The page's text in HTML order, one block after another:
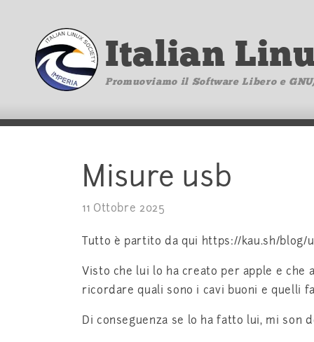
Italian
Promuoviamo il Software Libero e
Misure usb
11 Ottobre 2025
Tutto è partito da qui https://kau.sh/blog/
Visto che lui lo ha creato per apple e
ricordare quali sono i cavi buoni e quelli
Di conseguenza se lo ha fatto lui, mi son